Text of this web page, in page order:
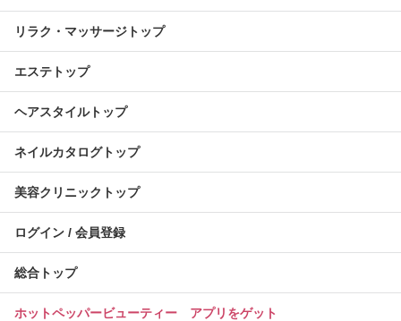
リラク・マッサージトップ
エステトップ
ヘアスタイルトップ
ネイルカタログトップ
美容クリニックトップ
ログイン / 会員登録
総合トップ
ホットペッパービューティー アプリをゲット